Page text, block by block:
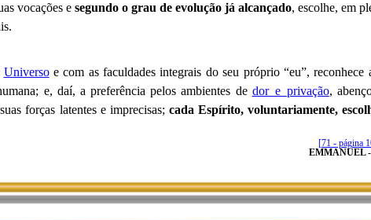
vocações e segundo o grau de evolução já alcançado, escolhe, em
Universoe com as faculdades integrais do seu próprio “eu”, reconhece
e, daí, a preferência pelos ambientes de dor_e_privação,
forças latentes e imprecisas; cada Espírito, voluntariamente,
[71 - página
EMMANUEL -